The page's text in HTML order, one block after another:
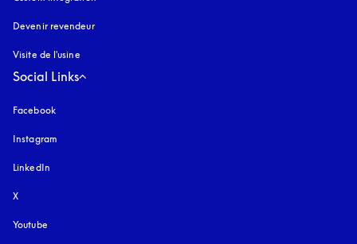
Devenir revendeur
Visite de l'usine
Social Links
Facebook
Instagram
LinkedIn
X
Youtube